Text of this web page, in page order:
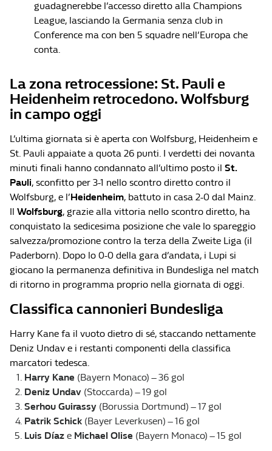
guadagnerebbe l’accesso diretto alla Champions
League, lasciando la Germania senza club in
Conference ma con ben 5 squadre nell’Europa che
conta.
La zona retrocessione: St. Pauli e
Heidenheim retrocedono. Wolfsburg
in campo oggi
L’ultima giornata si è aperta con Wolfsburg, Heidenheim e
St. Pauli appaiate a quota 26 punti. I verdetti dei novanta
minuti finali hanno condannato all’ultimo posto il St.
Pauli, sconfitto per 3-1 nello scontro diretto contro il
Wolfsburg, e l’Heidenheim, battuto in casa 2-0 dal Mainz.
Il Wolfsburg, grazie alla vittoria nello scontro diretto, ha
conquistato la sedicesima posizione che vale lo spareggio
salvezza/promozione contro la terza della Zweite Liga (il
Paderborn). Dopo lo 0-0 della gara d’andata, i Lupi si
giocano la permanenza definitiva in Bundesliga nel match
di ritorno in programma proprio nella giornata di oggi.
Classifica cannonieri Bundesliga
Harry Kane fa il vuoto dietro di sé, staccando nettamente
Deniz Undav e i restanti componenti della classifica
marcatori tedesca.
Harry Kane (Bayern Monaco) – 36 gol
Deniz Undav (Stoccarda) – 19 gol
Serhou Guirassy (Borussia Dortmund) – 17 gol
Patrik Schick (Bayer Leverkusen) – 16 gol
Luis Díaz e Michael Olise (Bayern Monaco) – 15 gol